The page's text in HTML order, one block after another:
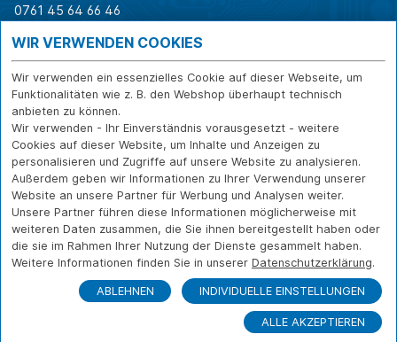
0761 45 64 66 46
Warum CAB
Für Business-
Entscheider
Für IT-Leiter
Für Privatkunden
Erfolgsgeschichte
n
Branchen
IT für
IT-Security
IT-Infrastruktur
Softwarelösungen
WLAN-Lösungen
IT-Beratung und
Service
Reparatur
Versand- und
Zahlarten
Rücksendung und
Widerruf
Über CAB
Karriere
Sponsoring
Kontakt
IMPRESSUM
DATENSCHUTZ
FERNWARTUNG
© Copyright CAB IT-SYSTEMHAUS GmbH
WIR VERWENDEN COOKIES
Wir verwenden ein essenzielles Cookie auf dieser Webseite, um
Funktionalitäten wie z. B. den Webshop überhaupt technisch
anbieten zu können.
Wir verwenden - Ihr Einverständnis vorausgesetzt - weitere
Cookies auf dieser Website, um Inhalte und Anzeigen zu
personalisieren und Zugriffe auf unsere Website zu analysieren.
Außerdem geben wir Informationen zu Ihrer Verwendung unserer
Website an unsere Partner für Werbung und Analysen weiter.
Unsere Partner führen diese Informationen möglicherweise mit
weiteren Daten zusammen, die Sie ihnen bereitgestellt haben oder
die sie im Rahmen Ihrer Nutzung der Dienste gesammelt haben.
Weitere Informationen finden Sie in unserer Datenschutzerklärung.
ABLEHNEN INDIVIDUELLE EINSTELLUNGEN
ALLE AKZEPTIEREN